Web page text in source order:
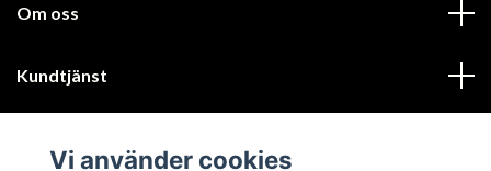
Om oss
Kundtjänst
Vi använder cookies